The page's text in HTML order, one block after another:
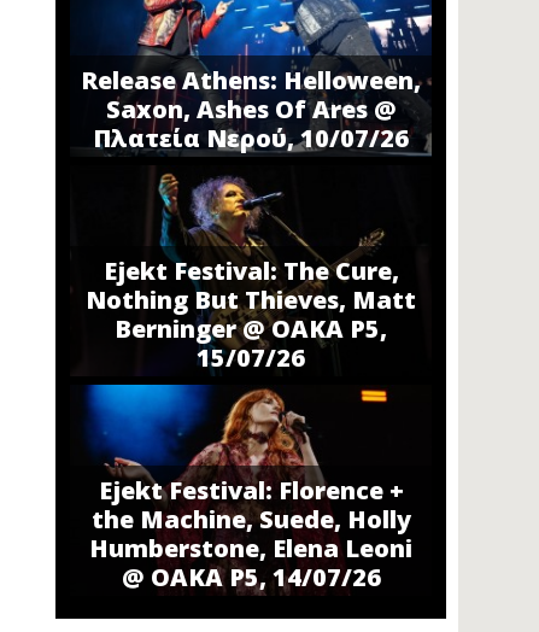
Release Athens: Helloween,
Saxon, Ashes Of Ares @
Πλατεία Νερού, 10/07/26
Ejekt Festival: The Cure,
Nothing But Thieves, Matt
Berninger @ ΟΑΚΑ P5,
15/07/26
Ejekt Festival: Florence +
the Machine, Suede, Holly
Humberstone, Elena Leoni
@ ΟΑΚΑ P5, 14/07/26